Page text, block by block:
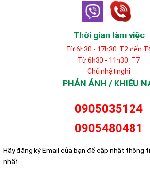
Thời gian làm việc
Từ 6h30 - 17h30: T2 đến
Từ 6h30 - 11h30: T7
Chủ nhật nghỉ
PHẢN ÁNH / KHIẾU
0905035124
0905480481
Hãy đăng ký Email của bạn để cập nhật thông
nhất.